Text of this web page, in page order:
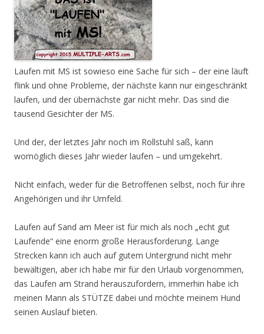
Laufen mit MS ist sowieso eine Sache für sich – der eine läuft
flink und ohne Probleme, der nächste kann nur eingeschränkt
laufen, und der übernächste gar nicht mehr. Das sind die
tausend Gesichter der MS.
Und der, der letztes Jahr noch im Rollstuhl saß, kann
womöglich dieses Jahr wieder laufen – und umgekehrt.
Nicht einfach, weder für die Betroffenen selbst, noch für ihre
Angehörigen und ihr Umfeld.
Laufen auf Sand am Meer ist für mich als noch „echt gut
Laufende“ eine enorm große Herausforderung. Lange
Strecken kann ich auch auf gutem Untergrund nicht mehr
bewältigen, aber ich habe mir für den Urlaub vorgenommen,
das Laufen am Strand herauszufordern, immerhin habe ich
meinen Mann als STÜTZE dabei und möchte meinem Hund
seinen Auslauf bieten.